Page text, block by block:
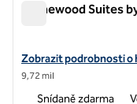
Homewood Suites
Homewood Suites
Zobrazit podrobnosti o
Zobrazit podrobnosti o
9,72 mil
Snídaně zdarma